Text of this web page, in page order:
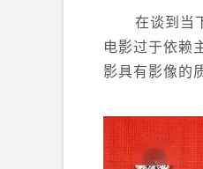
在谈到当
电影过于依赖
影具有影像的